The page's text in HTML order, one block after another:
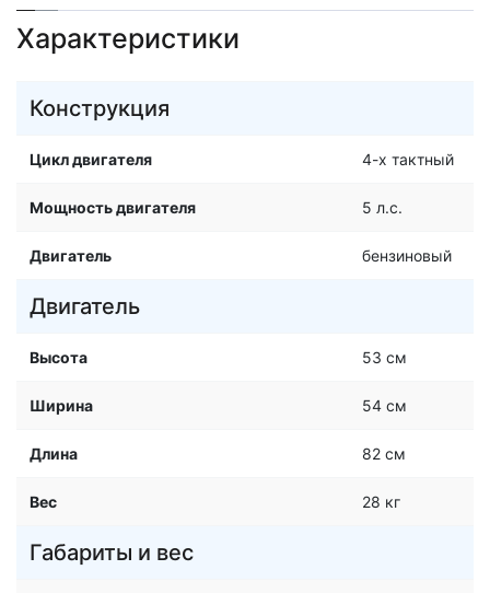
Характеристики
Конструкция
Цикл двигателя 4-х тактный
Мощность двигателя 5 л.с.
Двигатель бензиновый
Двигатель
Высота 53 см
Ширина 54 см
Длина 82 см
Вес 28 кг
Габариты и вес